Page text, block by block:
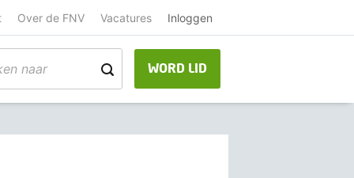
Over de FNV Vacatures Inloggen
WORD LID